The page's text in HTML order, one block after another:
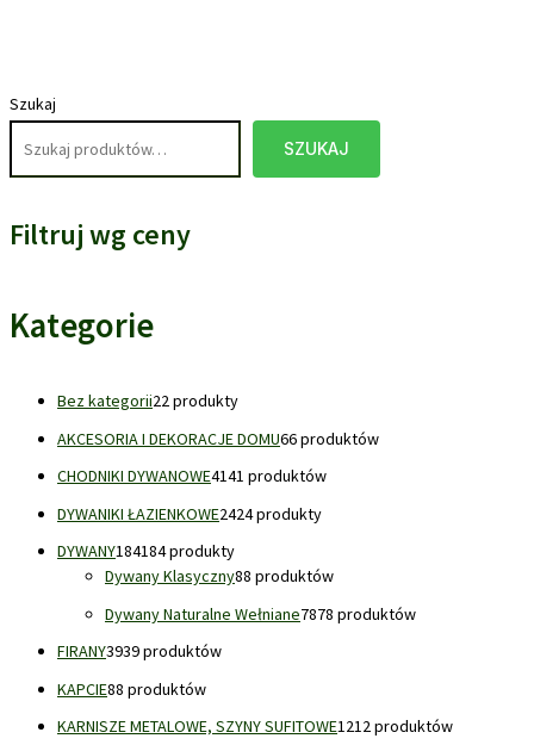
Szukaj
SZUKAJ
Filtruj wg ceny
Kategorie
Bez kategorii22 produkty
AKCESORIA I DEKORACJE DOMU66 produktów
CHODNIKI DYWANOWE4141 produktów
DYWANIKI ŁAZIENKOWE2424 produkty
DYWANY184184 produkty
Dywany Klasyczny88 produktów
Dywany Naturalne Wełniane7878 produktów
FIRANY3939 produktów
KAPCIE88 produktów
KARNISZE METALOWE, SZYNY SUFITOWE1212 produktów